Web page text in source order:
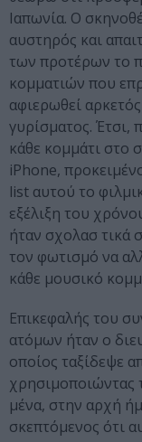
Ιαπωνία. Ο
αυστηρός και
των προτέρων το
κομματιών που
αφιερωθεί
γυρίσματος. Έτσι,
κάθε κομμάτι στο
iPhone,
list αυτού το
εξέλιξη του
ήταν σχολασ τικά
τον φωτισμό να
κάθε μουσικό
Επικεφαλής του
ατόμων ήταν ο
οποίος ταξίδεψε
χρησιμοποιώντας
μένα, στην αρχή
σκεπτόμενος ότι